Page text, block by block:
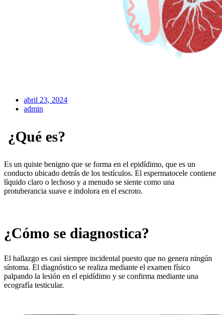
abril 23, 2024
admin
¿Qué es?
Es un quiste benigno que se forma en el epidídimo, que es un
conducto ubicado detrás de los testículos. El espermatocele contiene
líquido claro o lechoso y a menudo se siente como una
protuberancia suave e indolora en el escroto.
¿Cómo se diagnostica?
El hallazgo es casi siempre incidental puesto que no genera ningún
síntoma. El diagnóstico se realiza mediante el examen físico
palpando la lesión en el epidídimo y se confirma mediante una
ecografía testicular.